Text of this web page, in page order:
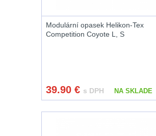
24
Chrániče sluchu7
Ostatní50
Modulární opasek Helikon-Tex
Competition Coyote L, S
39.90 € s DPH NA SKLADE